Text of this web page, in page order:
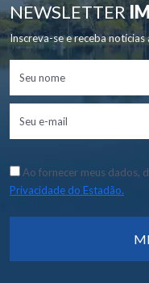
NEWSLETTER
Inscreva-se e receba
Ao fornecer meus dados,
Privacidade do Estadão.